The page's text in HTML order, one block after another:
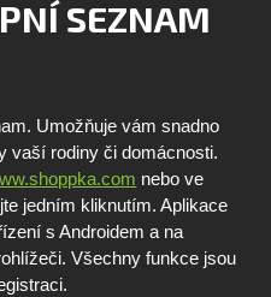
SEZNAM
Umožňuje vám snadno
vaší rodiny či domácnosti.
nebo ve
jedním kliknutím. Aplikace
s Androidem a na
Všechny funkce jsou